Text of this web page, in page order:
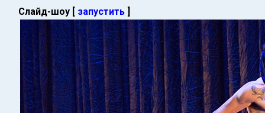
Слайд-шоу [ запустить ]